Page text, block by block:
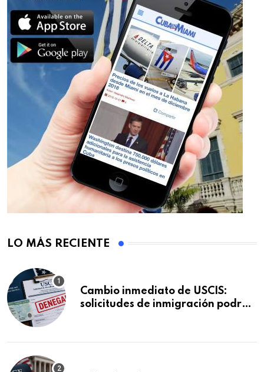
LO MÁS RECIENTE
Cambio inmediato de USCIS:
solicitudes de inmigración podrán